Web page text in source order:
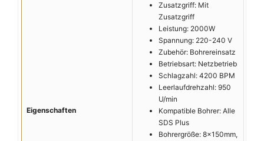
Eigenschaften
Zusatzgriff: Mit
Zusatzgriff
Leistung: 2000W
Spannung: 220-240 V
Zubehör: Bohrereinsatz
Betriebsart: Netzbetrieb
Schlagzahl: 4200 BPM
Leerlaufdrehzahl: 950
U/min
Kompatible Bohrer: Alle
SDS Plus
Bohrergröße: 8x150mm,